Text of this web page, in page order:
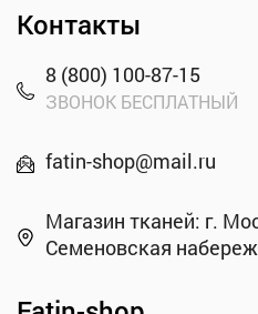
Контакты
8 (800) 100-87-15
ЗВОНОК БЕСПЛАТНЫЙ
fatin-shop@mail.ru
Магазин тканей: г.
Семеновская